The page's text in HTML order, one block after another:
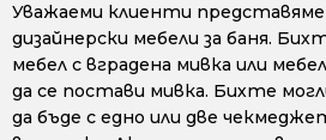
Уважаеми клиенти
дизайнерски мебели за баня.
мебел с вградена мивка или
да се постави мивка. Бихте
да бъде с едно или две